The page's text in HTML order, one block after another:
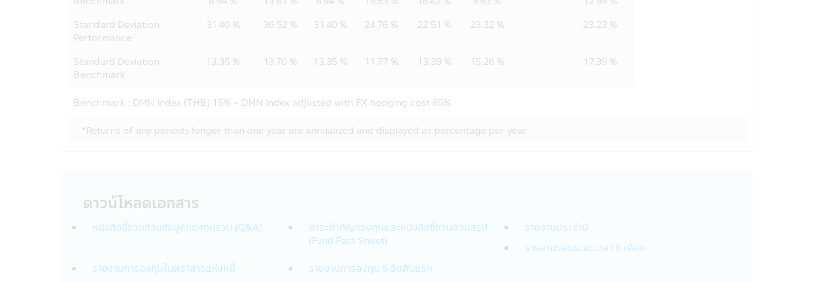
• ผู้เชี่ยวชาญด้านต่างๆ ที่ได้รับมอบหมายจากบริษัทฯเพื่อช่วยการบริการจัดการเงินลงทุนของท่าน
• เมื่อต้องเปิดเผยตามที่กฎหมายกำหนด เช่น กรมสรรพากร, ผู้ควบคุมกฎระเบียบ เช่น สำนักงานคณะกรรมการหลักทรัพย์และตลาดหลักทรัพย์
(กลต.)
• สถาบันการเงินอื่นๆ ที่บริษัทฯได้ร่วมเป็นพันธมิตรเพื่อสร้างและเสนอผลิตภัณฑ์หรือบริการ: บริษัทฯอาจเปิดเผยข้อมูลส่วนบุคคลกับสถาบันการ
เงินอื่นๆ ที่เป็นพันธมิตรเพื่อร่วมกันสร้างและเสนอผลิตภัณฑ์ เช่น ธนาคาร Synchrony ที่เกี่ยวข้องกับบัญชีธนาคารของท่านในกรณีที่ต้องการโอน
เงินจากบัญชีของท่านหรือเข้าบัญชีของเท่าน สถาบันการเงินเหล่านี้อาจใช้ข้อมูลนี้เฉพาะเพื่อทำการตลาดและนำเสนอผลิตภัณฑ์ที่เกี่ยวข้องกับบริษัท
เท่านั้น
ใช้บริการของบริษัทฯ ข้อมูลนี้จะไม่ระบุตัวตนของท่านหรือให้ข้อมูลเกี่ยวกับการใช้เว็บไซต์หรือบริการของท่าน ทั้งนี้บริษัทฯจะไม่เปิดเผยข้อมูลส่วน
บริษัทฯอาจเปิดเผยข้อมูลเกี่ยวกับท่านให้กับบุคคลอื่นเพื่อวัตถุประสงค์ทางธุรกิจของบริษัทจัดการหรือตามที่กฎหมายกำหนดหรืออนุญาต ซึ่งรวมถึง:
ตาม และหน้าที่การกำกับดูแลกิจการ
• หน่วยงานบังคับใช้กฎหมาย หน่วยงานที่มีหน้าที่กำกับดูแล เจ้าหน้าที่ของรัฐ หรือบุคคลภายนอกอื่นๆ ที่มีความเกี่ยวข้องกับหมายเรียก คำสั่งศาล
หรือกระบวนการหรือข้อกำหนดทางกฎหมายอื่นๆ ภายใต้กฎหมายหรือกฎข้อบังคับ หรือกฎหมายและกฎข้อบังคับของเขตอำนาจศาลอื่นที่ใช้บังคับกับ
บริษัทจัดการหรือบริษัทในกลุ่มของบริษัทจัดการ ในกรณีที่บริษัทฯต้องทำเช่นนั้นเพื่อให้สอดคล้องกับกฎหมายดังกล่าว หรือในกรณีที่บริษัทฯเชื่อโดย
Standard Deviation
Performance
31.40 % 36.52 % 31.40 % 24.76 % 22.51 % 23.32 % 23.23 %
Standard Deviation
Benchmark
13.35 % 13.70 % 13.35 % 11.77 % 13.39 % 15.26 % 17.39 %
Benchmark : DMN Index (THB) 15% + DMN Index adjusted with FX hedging cost 85%
*Returns of any periods longer than one year are annualized and displayed as percentage per year
ดาวน์โหลดเอกสาร
หนังสือชี้ชวนส่วนข้อมูลกองทุนรวม (Q&A)
สาระสำคัญกองทุนและหนังสือชี้ชวนส่วนสรุป
(Fund Fact Sheet)
รายงานประจำปี
รายงานรอบระยะเวลา 6 เดือน
รายงานการลงทุนในตราสารแห่งหนี้
รายงานการลงทุน 5 อันดับแรก